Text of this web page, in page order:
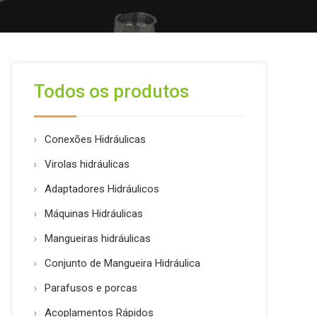
Todos os produtos
Conexões Hidráulicas
Virolas hidráulicas
Adaptadores Hidráulicos
Máquinas Hidráulicas
Mangueiras hidráulicas
Conjunto de Mangueira Hidráulica
Parafusos e porcas
Acoplamentos Rápidos